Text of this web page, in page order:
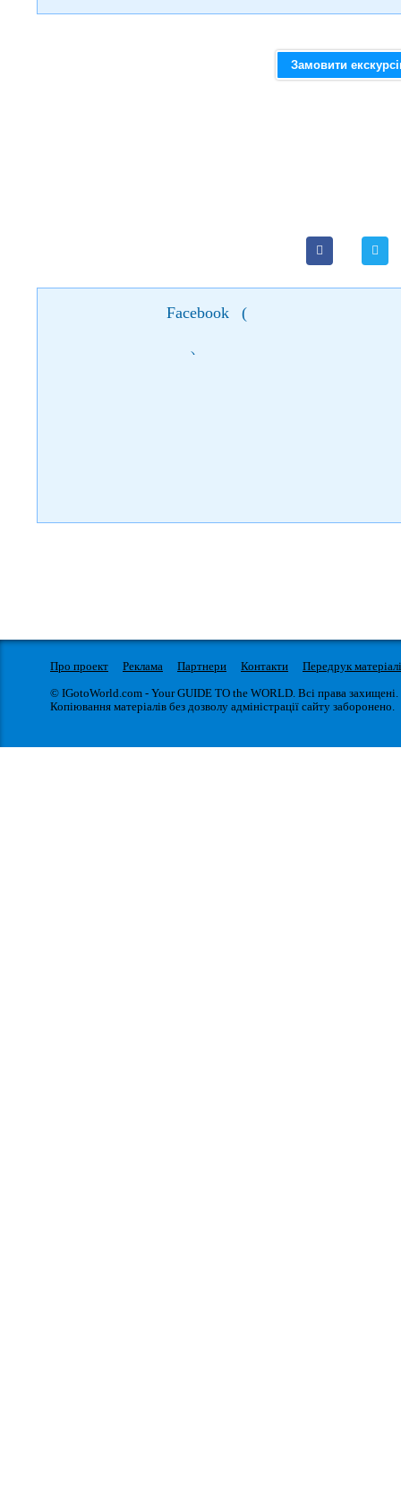
Замовити
Facebook (
)
Про проект Реклама Партнери Контакти
Передрук
© IGotoWorld.com - Your GUIDE TO the WORLD. Всі права захищені.
Копіювання матеріалів без дозволу адміністрації сайту заборонено.